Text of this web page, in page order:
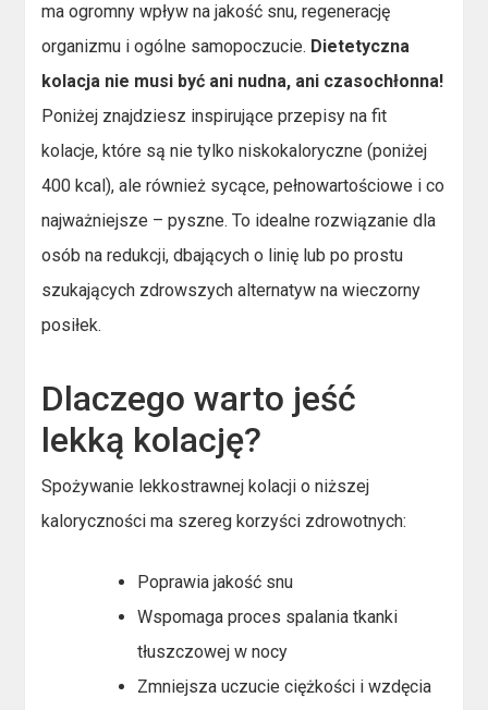
ma ogromny wpływ na jakość snu, regenerację
organizmu i ogólne samopoczucie. Dietetyczna
kolacja nie musi być ani nudna, ani czasochłonna!
Poniżej znajdziesz inspirujące przepisy na fit
kolacje, które są nie tylko niskokaloryczne (poniżej
400 kcal), ale również sycące, pełnowartościowe i co
najważniejsze – pyszne. To idealne rozwiązanie dla
osób na redukcji, dbających o linię lub po prostu
szukających zdrowszych alternatyw na wieczorny
posiłek.
Dlaczego warto jeść
lekką kolację?
Spożywanie lekkostrawnej kolacji o niższej
kaloryczności ma szereg korzyści zdrowotnych:
Poprawia jakość snu
Wspomaga proces spalania tkanki
tłuszczowej w nocy
Zmniejsza uczucie ciężkości i wzdęcia